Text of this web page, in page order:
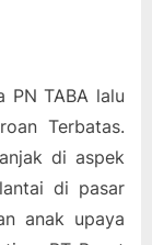
PN TABA lalu
Terbatas.
di aspek
di pasar
anak upaya